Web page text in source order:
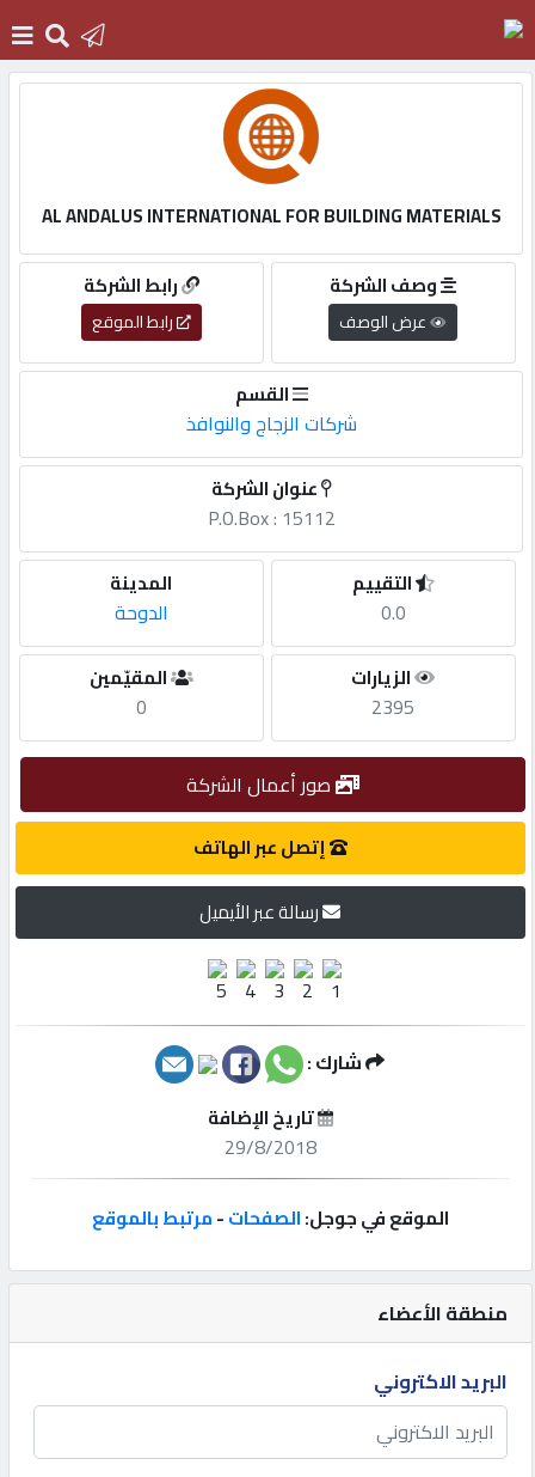
دخول
التسجيل
English
أضف
طلب
شركات
إعلانات
المنتدى
كيو
مزاد
منطقة الأعضاء
البريد الاكتروني
AL ANDALUS INTERNATIONAL FOR BUILDING MATERIALS
رابط الشركة
رابط الموقع
وصف الشركة
عرض الوصف
القسم
شركات الزجاج والنوافذ
عنوان الشركة
P.O.Box : 15112
المدينة
الدوحة
التقييم
0.0
المقيّمين
0
الزيارات
2395
صور أعمال الشركة
إتصل عبر الهاتف
رسالة عبر الأيميل
شارك :
تاريخ الإضافة
29/8/2018
الموقع في جوجل:الصفحات-مرتبط بالموقع